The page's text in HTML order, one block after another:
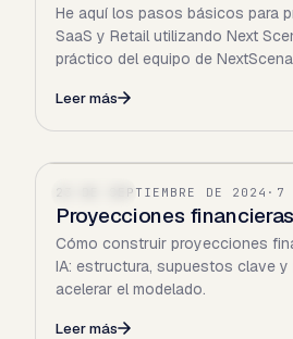
He aquí los pasos básicos para
SaaS y Retail utilizando Next
práctico del equipo de
Leer más
23 DE SEPTIEMBRE DE 2024 · 7
Proyecciones
Cómo construir proyecciones
IA: estructura, supuestos clave y
acelerar el modelado.
Leer más